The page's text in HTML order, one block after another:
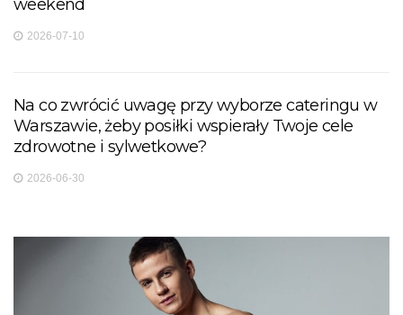
weekend
2026-07-10
Na co zwrócić uwagę przy wyborze cateringu w
Warszawie, żeby posiłki wspierały Twoje cele
zdrowotne i sylwetkowe?
2026-06-30